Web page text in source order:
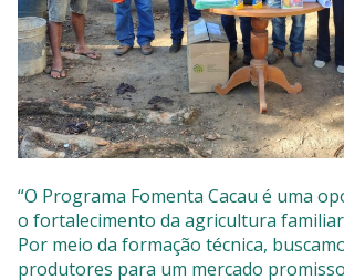
“O Programa Fomenta Cacau é uma
o fortalecimento da agricultura
Por meio da formação técnica,
produtores para um mercado